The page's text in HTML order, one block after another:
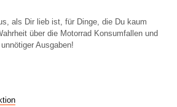
als Dir lieb ist, für Dinge, die Du kaum
über die Motorrad Konsumfallen und
Ausgaben!